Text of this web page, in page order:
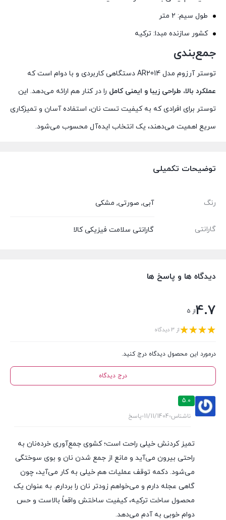
طول سیم: ۲ متر
کشور سازنده مبدا: ترکیه
جمع‌بندی
توستر آرزوم مدل AR2014 دستگاهی کاربردی و با دوام است که
عملکرد بالا، طراحی زیبا و ایمنی کامل را در کنار هم ارائه می‌دهد. این
توستر برای افرادی که به کیفیت تست نان، استفاده آسان و تمیزکاری
سریع اهمیت می‌دهند، یک انتخاب ایده‌آل محسوب می‌شود.
توضیحات تکمیلی
رنگ آبی, صورتی, مشکی
گارانتی گارانتی سلامت فیزیکی کالا
دیدگاه ها و پاسخ ها
4.7از 5
از 3 دیدگاه
درمورد این محصول دیدگاه درج کنید.
درج دیدگاه
5.0
ناشناس 11/11/1404 پاسخ
تمیز کردنش خیلی راحت است؛ کشوی جمع‌آوری خرده‌نان به
راحتی بیرون می‌آید و مانع از جمع شدن نان و بوی سوختگی
می‌شود. دکمه توقف عملیات هم خیلی به کار می‌آید، چون
گاهی عجله دارم و می‌خواهم زودتر نان را بردارم. به عنوان یک
محصول ساخت ترکیه، کیفیت ساختش واقعاً بالاست و حس
دوام خوبی به آدم می‌دهد.